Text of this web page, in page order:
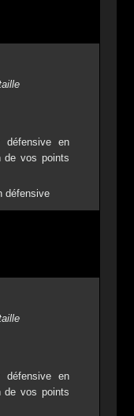
défensive en
de vos points
défensive
défensive en
de vos points